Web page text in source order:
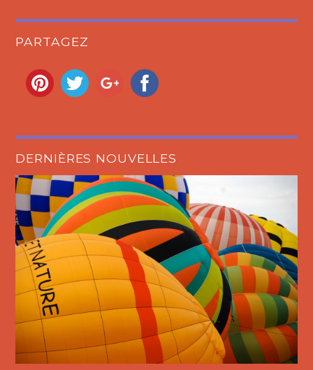
PARTAGEZ
DERNIÈRES NOUVELLES